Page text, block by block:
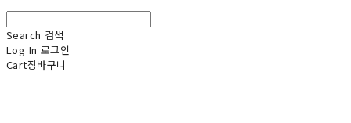
Search 검색
Log In 로그인
Cart장바구니